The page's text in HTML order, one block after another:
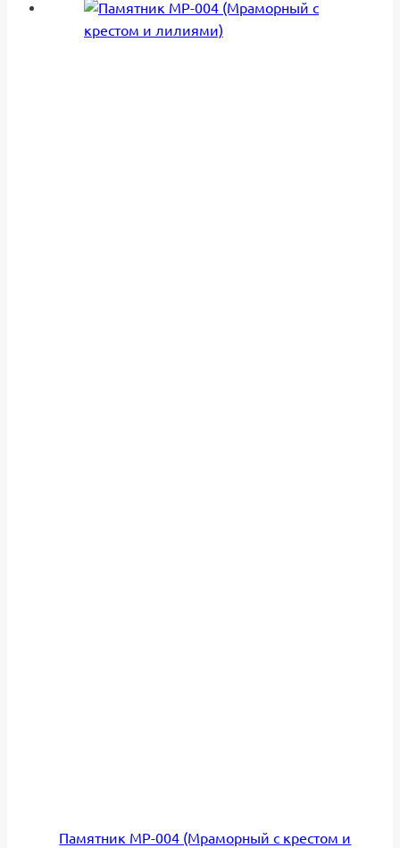
Памятник МР-004 (Мраморный с крестом и